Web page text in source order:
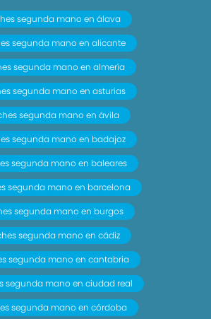
segunda mano en álava
segunda mano en alicante
segunda mano en almería
segunda mano en asturias
segunda mano en ávila
segunda mano en badajoz
segunda mano en baleares
segunda mano en barcelona
segunda mano en burgos
segunda mano en cádiz
segunda mano en cantabria
segunda mano en ciudad real
segunda mano en córdoba